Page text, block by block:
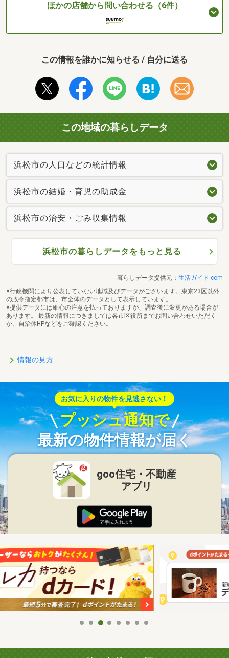
ほかの店舗から問い合わせる（6件）
この情報を誰かに知らせる / 自分に送る
この地域の暮らしデータ
浜松市の人口などの統計情報
浜松市の結婚・育児の助成金
浜松市の治安・ごみ収集情報
浜松市の暮らしデータをもっと見る
暮らしデータ提供元： 生活ガイド.com
※行政機関により公表していない地域及びデータがございます。東京23区以外
の政令指定都市は、市全体のデータとして表示しています。
※提供データには細心の注意を払っておりますが、調査後に変更がある場合が
あります。 最新の情報につきましては各市区役所までお問い合わせいただく
か、自治体HPなどをご確認ください。
情報の見方
お気に入りの物件を見逃さない！
プッシュ通知で
最新の物件情報が届く
goo住宅・不動産
アプリ